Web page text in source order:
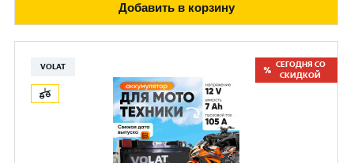
Добавить в корзину
VOLAT
СЕГОДНЯ СО
СКИДКОЙ